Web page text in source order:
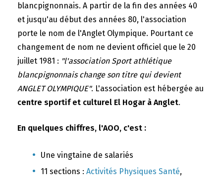
blancpignonnais. A partir de la fin des années 40
et jusqu'au début des années 80, l'association
porte le nom de l'Anglet Olympique. Pourtant ce
changement de nom ne devient officiel que le 20
juillet 1981 : "l'association Sport athlétique
blancpignonnais change son titre qui devient
ANGLET OLYMPIQUE". L'association est hébergée au
centre sportif et culturel El Hogar à Anglet.
En quelques chiffres, l'AOO, c'est :
Une vingtaine de salariés
11 sections : Activités Physiques Santé,